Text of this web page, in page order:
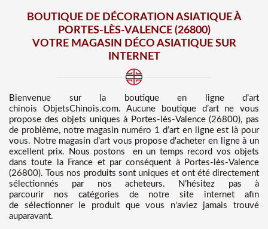
BOUTIQUE DE DÉCORATION ASIATIQUE À
PORTES-LÈS-VALENCE (26800)
VOTRE MAGASIN DÉCO ASIATIQUE SUR
INTERNET
Bienvenue sur
la boutique en ligne d’art
chinois ObjetsChinois.com. Aucune boutique d’art ne vous
propose desobjets uniques à Portes-lès-Valence (26800), pas
de problème, notre magasin numéro 1 d’art en ligne est là pour
vous. Notre magasin d’art vous propose d'acheter en ligne à un
excellent prix. Nous postons en un temps record vos objets
dans toute la France et par conséquent à Portes-lès-Valence
(26800). Tous nos produits sont uniques et ont été directement
sélectionnés par nos acheteurs. N’hésitez pas à
parcourir nos catégories de notre site internet afin
de sélectionner le produit que vous n'aviez jamais trouvé
auparavant.